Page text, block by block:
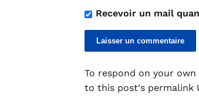
Recevoir un mail
To respond on your
to this post's permalink